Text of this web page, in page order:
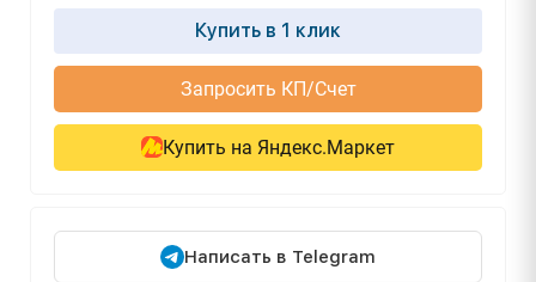
Купить в 1 клик
Запросить КП/Счет
Купить на Яндекс.Маркет
Написать в Telegram